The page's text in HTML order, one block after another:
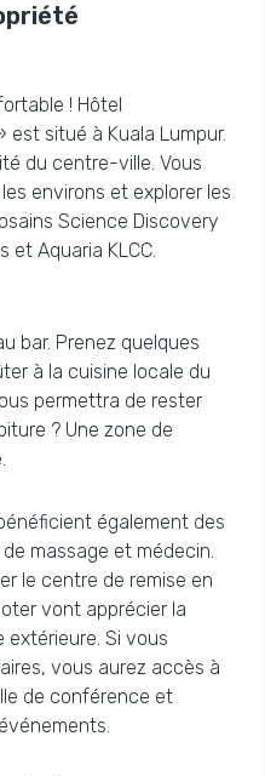
! Hôtel
est situé à Kuala Lumpur.
du centre-ville. Vous
environs et explorer les
Science Discovery
et Aquaria KLCC.
bar. Prenez quelques
à la cuisine locale du
permettra de rester
? Une zone de
également des
massage et médecin.
le centre de remise en
vont apprécier la
extérieure. Si vous
vous aurez accès à
de conférence et